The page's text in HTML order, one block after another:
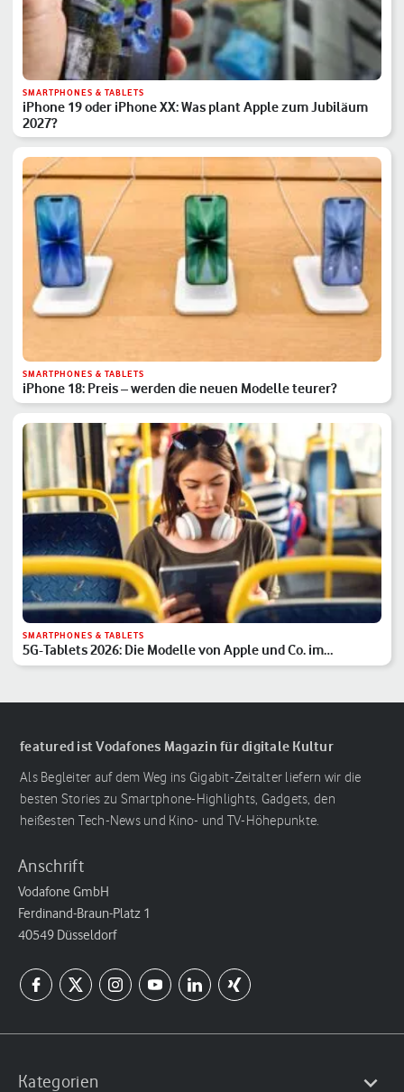
SMARTPHONES & TABLETS
iPhone 19 oder iPhone XX: Was plant Apple zum Jubiläum
2027?
SMARTPHONES & TABLETS
iPhone 18: Preis – werden die neuen Modelle teurer?
SMARTPHONES & TABLETS
5G-Tablets 2026: Die Modelle von Apple und Co. im
Überblick
featured ist Vodafones Magazin für digitale Kultur
Als Begleiter auf dem Weg ins Gigabit-Zeitalter liefern wir die
besten Stories zu Smartphone-Highlights, Gadgets, den
heißesten Tech-News und Kino- und TV-Höhepunkte.
Anschrift
Vodafone GmbH
Ferdinand-Braun-Platz 1
40549 Düsseldorf
Kategorien